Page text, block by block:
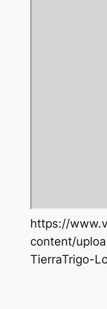
https://
content/
TierraTrigo-